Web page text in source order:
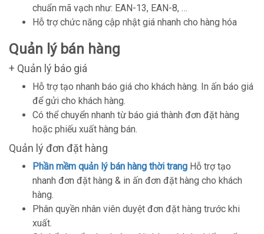
chuẩn mã vạch như: EAN-13, EAN-8, …
Hỗ trợ chức năng cập nhật giá nhanh cho hàng hóa
Quản lý bán hàng
+ Quản lý báo giá
Hỗ trợ tạo nhanh báo giá cho khách hàng. In ấn báo giá
để gửi cho khách hàng.
Có thể chuyển nhanh từ báo giá thành đơn đặt hàng
hoặc phiếu xuất hàng bán.
Quản lý đơn đặt hàng
Phần mềm quản lý bán hàng thời trang Hỗ trợ tạo
nhanh đơn đặt hàng & in ấn đơn đặt hàng cho khách
hàng.
Phân quyền nhân viên duyệt đơn đặt hàng trước khi
xuất.